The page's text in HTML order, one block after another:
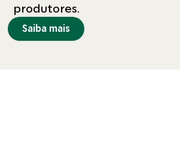
produtores.
Saiba mais